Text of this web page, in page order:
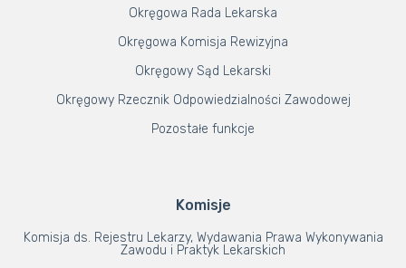
Okręgowa Rada Lekarska
Okręgowa Komisja Rewizyjna
Okręgowy Sąd Lekarski
Okręgowy Rzecznik Odpowiedzialności Zawodowej
Pozostałe funkcje
Komisje
Komisja ds. Rejestru Lekarzy, Wydawania Prawa Wykonywania
Zawodu i Praktyk Lekarskich